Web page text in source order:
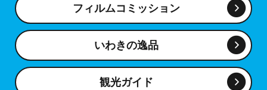
フィルムコミッション
いわきの逸品
観光ガイド